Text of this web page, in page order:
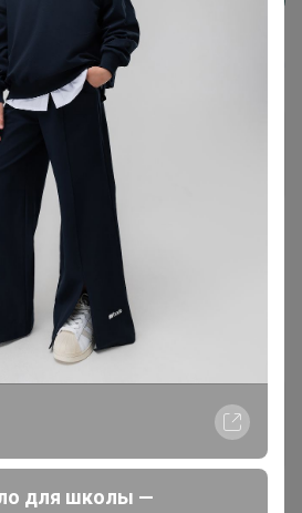
сливки с сыром так и не
организатор
для школы —